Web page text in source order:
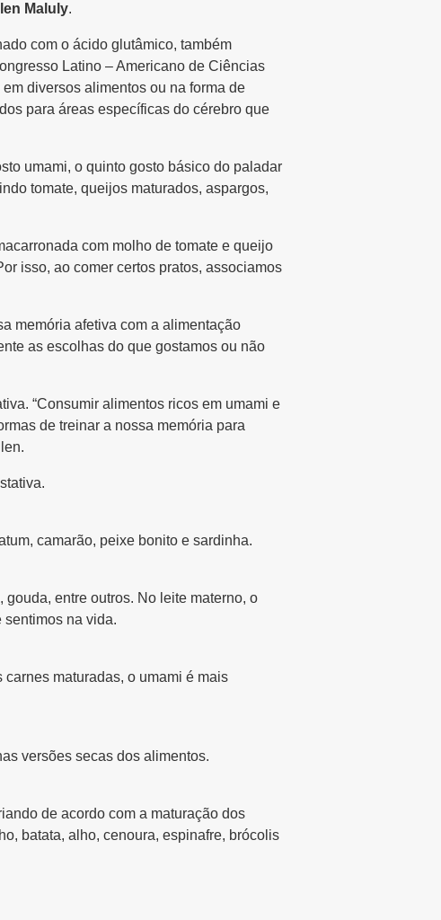
Maluly.
com o ácido glutâmico, também
Latino – Americano de Ciências
diversos alimentos ou na forma de
para áreas específicas do cérebro que
umami, o quinto gosto básico do paladar
tomate, queijos maturados, aspargos,
com molho de tomate e queijo
isso, ao comer certos pratos, associamos
memória afetiva com a alimentação
as escolhas do que gostamos ou não
“Consumir alimentos ricos em umami e
de treinar a nossa memória para
camarão, peixe bonito e sardinha.
entre outros. No leite materno, o
na vida.
maturadas, o umami é mais
versões secas dos alimentos.
de acordo com a maturação dos
batata, alho, cenoura, espinafre, brócolis